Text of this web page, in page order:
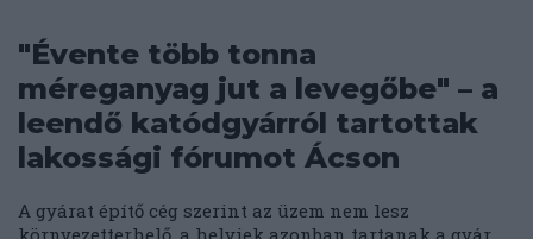
"Évente több tonna
méreganyag jut a levegőbe" – a
leendő katódgyárról tartottak
lakossági fórumot Ácson
A gyárat építő cég szerint az üzem nem lesz